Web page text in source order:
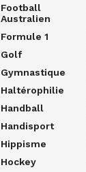
Football
Australien
Formule 1
Golf
Gymnastique
Haltérophilie
Handball
Handisport
Hippisme
Hockey